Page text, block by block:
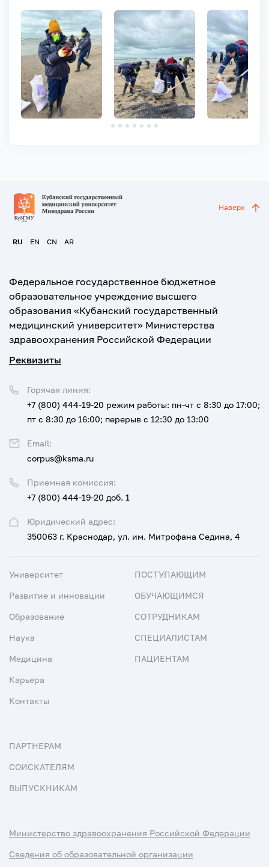
RU EN CN AR
Наверх
Федеральное государственное бюджетное
образовательное учреждение высшего
образования «Кубанский государственный
медицинский университет» Министерства
здравоохранения Российской Федерации
Реквизиты
Юридический адрес:
350063 г. Краснодар, ул. им. Митрофана Седина, 4
Приемная комиссия:
+7 (800) 444-19-20 доб. 1
Горячая линия:
+7 (800) 444-19-20 режим работы: пн-чт с 8:30 до 17:00;
пт с 8:30 до 16:00; перерыв с 12:30 до 13:00
Email:
corpus@ksma.ru
Университет
Развитие и инновации
Образование
Наука
Медицина
Карьера
Контакты
ПОСТУПАЮЩИМ
ОБУЧАЮЩИМСЯ
СОТРУДНИКАМ
СПЕЦИАЛИСТАМ
ПАЦИЕНТАМ
ПАРТНЕРАМ
СОИСКАТЕЛЯМ
ВЫПУСКНИКАМ
Министерство здравоохранения Российской Федерации
Сведения об образовательной организации